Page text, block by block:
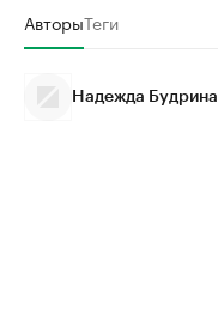
АвторыТеги
Надежда Будрина